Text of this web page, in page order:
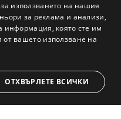
Виж на картата
информация за пазара
използването на нашия
за реклама и анализи,
информация, която сте им
от вашето използване на
ОТХВЪРЛЕТЕ ВСИЧКИ